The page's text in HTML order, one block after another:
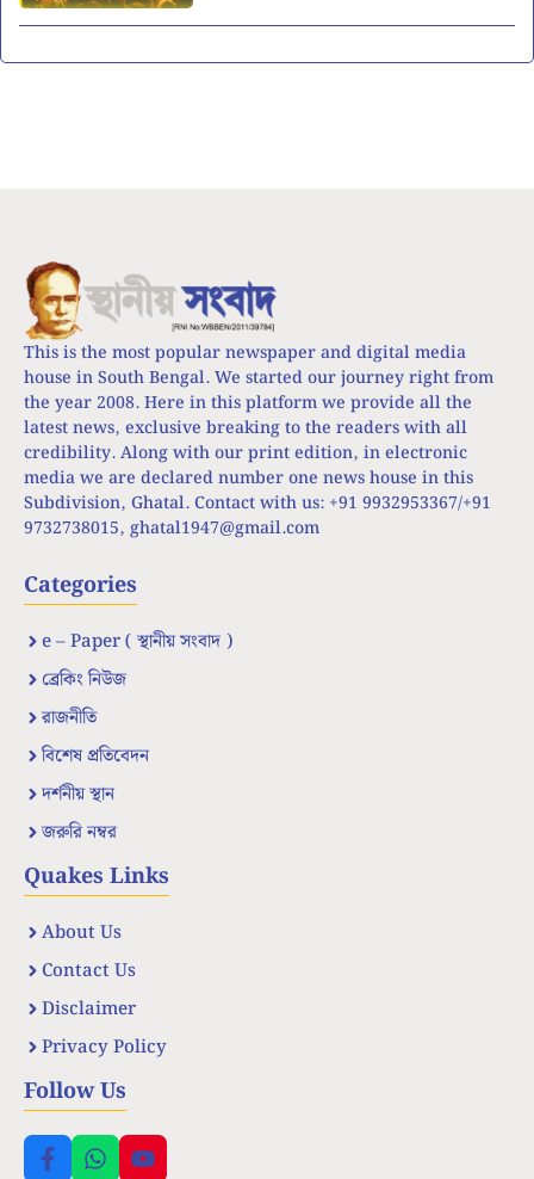
This is the most popular newspaper and digital media
house in South Bengal. We started our journey right from
the year 2008. Here in this platform we provide all the
latest news, exclusive breaking to the readers with all
credibility. Along with our print edition, in electronic
media we are declared number one news house in this
Subdivision, Ghatal. Contact with us: +91 9932953367/+91
9732738015, ghatal1947@gmail.com
Categories
e – Paper ( স্থানীয় সংবাদ )
ব্রেকিং নিউজ
রাজনীতি
বিশেষ প্রতিবেদন
দর্শনীয় স্থান
জরুরি নম্বর
Quakes Links
About Us
Contact Us
Disclaimer
Privacy Policy
Follow Us